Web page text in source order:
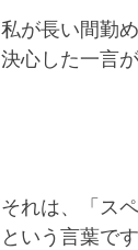
私が長い間勤
決心した一言
それは、「ス
という言葉です